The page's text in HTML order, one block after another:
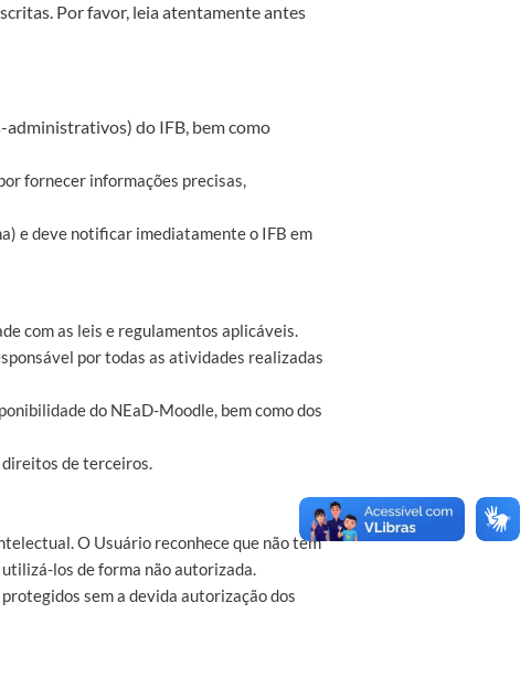
Por favor, leia atentamente antes
administrativos) do IFB, bem como
fornecer informações precisas,
e deve notificar imediatamente o IFB em
com as leis e regulamentos aplicáveis.
por todas as atividades realizadas
do NEaD-Moodle, bem como dos
de terceiros.
O Usuário reconhece que não tem
los de forma não autorizada.
sem a devida autorização dos